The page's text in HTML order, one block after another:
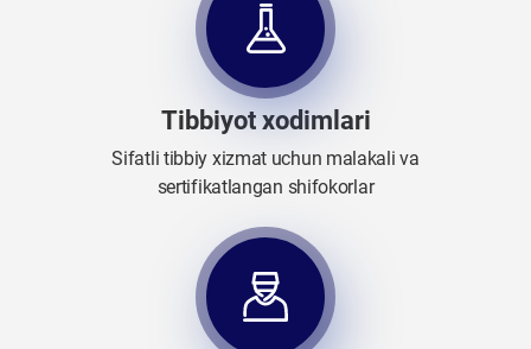
Tibbiyot xodimlari
Sifatli tibbiy xizmat uchun malakali va
sertifikatlangan shifokorlar